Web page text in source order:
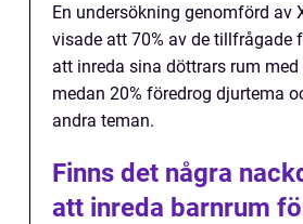
En undersökning genomförd av
visade att 70% av de tillfrågade
att inreda sina döttrars rum
medan 20% föredrog djurtema
andra teman.
Finns det några
att inreda barnrum